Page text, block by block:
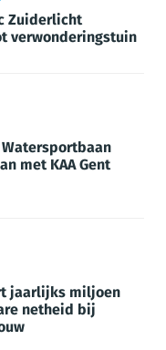
Zuiderlicht
verwonderingstuin
Watersportbaan
met KAA Gent
jaarlijks miljoen
netheid bij